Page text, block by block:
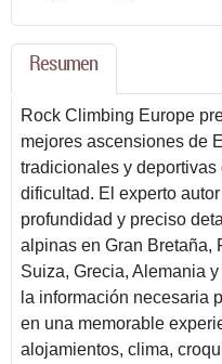
Resumen
Rock Climbing Europe
mejores ascensiones de
tradicionales y
dificultad. El experto
profundidad y preciso
alpinas en Gran Bretaña,
Suiza, Grecia, Alemania
la información necesaria
en una memorable
alojamientos, clima,